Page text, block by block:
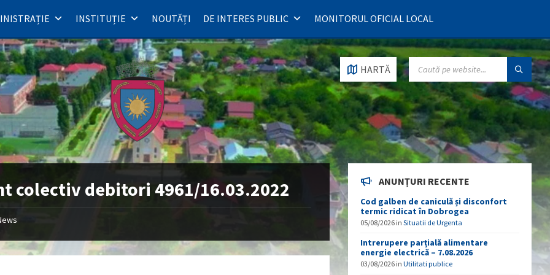
INSTITUȚIE NOUTĂȚI DE INTERES PUBLIC MONITORUL OFICIAL LOCAL
HARTĂ
SEARCH:
colectiv debitori 4961/16.03.2022 ANUNȚURI RECENTE
Cod galben de caniculă și disconfort
termic ridicat în Dobrogea
05/08/2026 inSituatii de Urgenta
Intrerupere parțială alimentare
energie electrică – 7.08.2026
03/08/2026 inUtilitati publice